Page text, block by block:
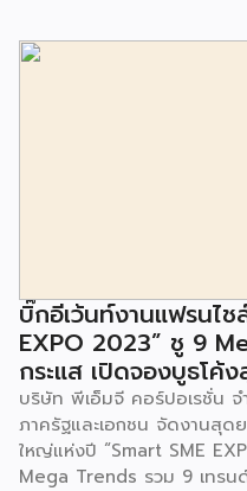
มูลฝอยอ่อนนุช เป็นประธาน
ที่เรียนรู้ ศูนย์พัฒนาเด็กเล็ก ก่
จนประชาชนในชุมชนและพื้น
และนักเรียนจากศูนย์พัฒนาเด็
ร่วมเป็นเกียรติในพิธีดังกล่า
เผาไหม้ฯ ยังมีกิจกรรมเพื่อสั
ชุมชนรอบๆ พื้นที่โครงการอ
ประชาสัมพันธ์ […]
บิ๊กอีเว้นท์งานแฟรนไ
EXPO 2023” ชู 9
กระแส เปิดจองบูธโค้
บริษัท พีเอ็มจี คอร์ปอเรชั่น
ภาครัฐและเอกชน จัดงานสุ
ใหญ่แห่งปี “Smart SME
Mega Trends รวม 9 เทรน